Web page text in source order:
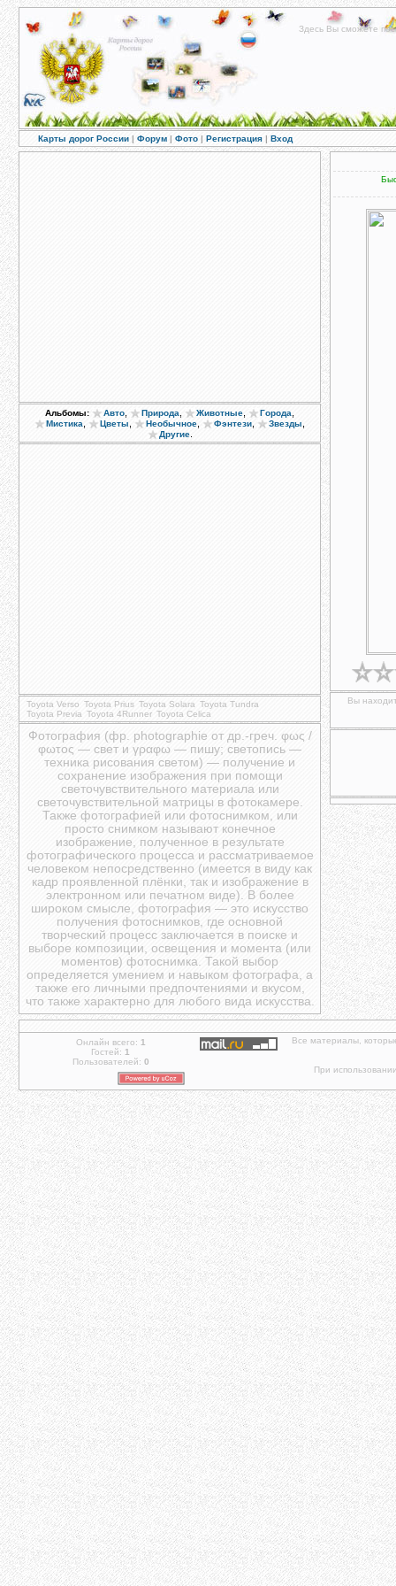
Здесь Вы сможете
Карты дорог России | Форум | Фото | Регистрация | Вход
Альбомы: Авто Природа Животные Города
Мистика Цветы Необычное Фэнтези Звезды
Другие.
Toyota Verso Toyota Prius Toyota Solara Toyota Tundra
Toyota Previa Toyota 4Runner Toyota Celica
Фотография (фр. photographie от др.-греч. φως /
φωτος — свет и γραφω — пишу; светопись —
техника рисования светом) — получение и
сохранение изображения при помощи
светочувствительного материала или
светочувствительной матрицы в фотокамере.
Также фотографией или фотоснимком, или
просто снимком называют конечное
изображение, полученное в результате
фотографического процесса и рассматриваемое
человеком непосредственно (имеется в виду как
кадр проявленной плёнки, так и изображение в
электронном или печатном виде). В более
широком смысле, фотография — это искусство
получения фотоснимков, где основной
творческий процесс заключается в поиске и
выборе композиции, освещения и момента (или
моментов) фотоснимка. Такой выбор
определяется умением и навыком фотографа, а
также его личными предпочтениями и вкусом,
что также характерно для любого вида искусства.
Вы
Онлайн всего: 1
Гостей: 1
Пользователей: 0
Все материалы,
При